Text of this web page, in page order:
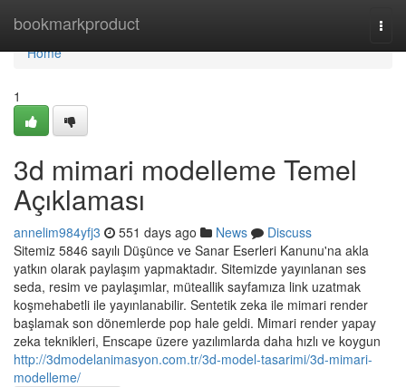
bookmarkproduct
Home
Home
1
3d mimari modelleme Temel
Açıklaması
annelim984yfj3 551 days ago News
Discuss
Sitemiz 5846 sayılı Düşünce ve Sanar Eserleri Kanunu'na akla
yatkın olarak paylaşım yapmaktadır. Sitemizde yayınlanan ses
seda, resim ve paylaşımlar, müteallik sayfamıza link uzatmak
koşmehabetli ile yayınlanabilir. Sentetik zeka ile mimari render
başlamak son dönemlerde pop hale geldi. Mimari render yapay
zeka teknikleri, Enscape üzere yazılımlarda daha hızlı ve koygun
http://3dmodelanimasyon.com.tr/3d-model-tasarimi/3d-mimari-
modelleme/